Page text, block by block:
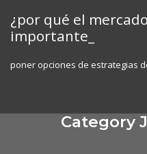
content
¿por qué el
importante_
poner opciones de estrategias
Category